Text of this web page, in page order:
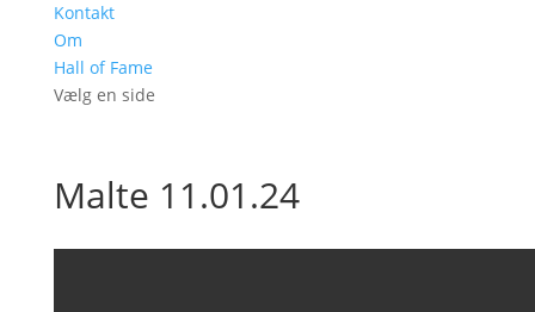
Kontakt
Om
Hall of Fame
Vælg en side
Malte 11.01.24